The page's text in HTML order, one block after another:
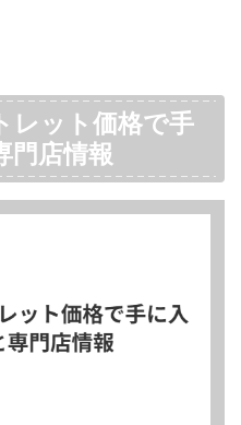
レット価格で手
門店情報